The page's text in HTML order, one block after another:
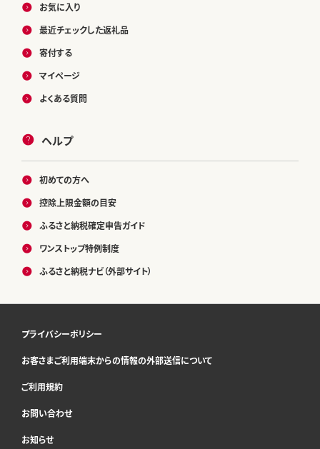
お気に入り
最近チェックした返礼品
寄付する
マイページ
よくある質問
ヘルプ
初めての方へ
控除上限金額の目安
ふるさと納税確定申告ガイド
ワンストップ特例制度
ふるさと納税ナビ（外部サイト）
プライバシーポリシー
お客さまご利用端末からの情報の外部送信について
ご利用規約
お問い合わせ
お知らせ